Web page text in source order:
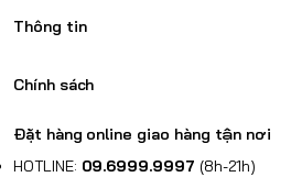
Thông tin
Chính sách
Đặt hàng online giao hàng tận nơi
HOTLINE: 09.6999.9997 (8h-21h)